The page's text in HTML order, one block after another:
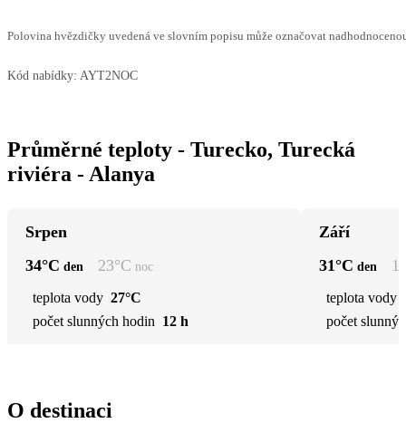
Polovina hvězdičky uvedená ve slovním popisu může označovat
Kód nabídky: AYT2NOC
Průměrné teploty - Turecko, Turecká
riviéra - Alanya
Srpen
34°C den 23°C noc
teplota vody 27°C
počet slunných hodin 12 h
Září
31°C den
teplota vody
počet
O destinaci